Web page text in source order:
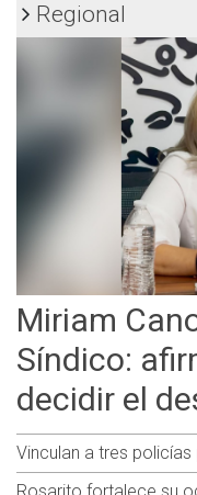
Regional
Miriam
Síndico:
decidir el
Vinculan a tres